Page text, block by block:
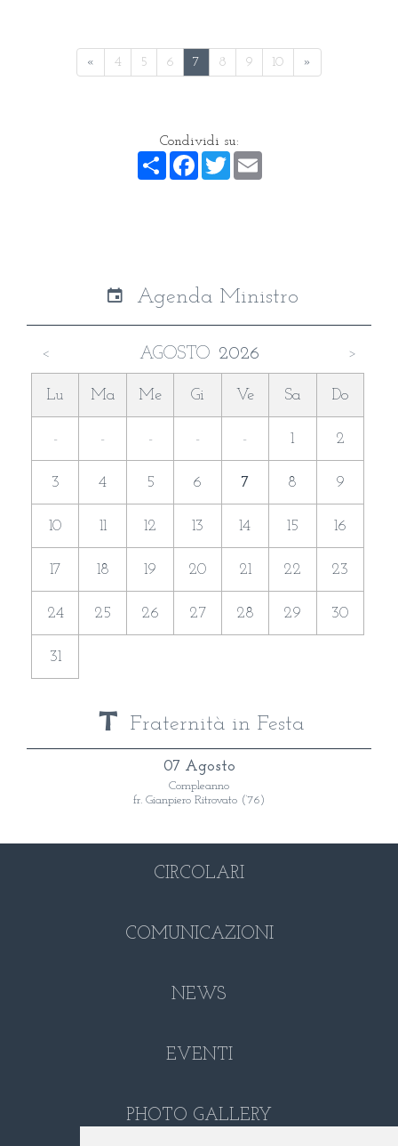
« 4 5 6 7 8 9 10 »
Condividi su:
Share Facebook
Twitter
Agenda Ministro
< AGOSTO 2026 >
Lu Ma Me Gi Ve Sa Do
- - - - - 1 2
3 4 5 6 7 8 9
10 11 12 13 14 15 16
17 18 19 20 21 22 23
24 25 26 27 28 29 30
31
Fraternità in Festa
07 Agosto
Compleanno
fr. Gianpiero Ritrovato (‘76)
CIRCOLARI
COMUNICAZIONI
NEWS
EVENTI
PHOTO GALLERY